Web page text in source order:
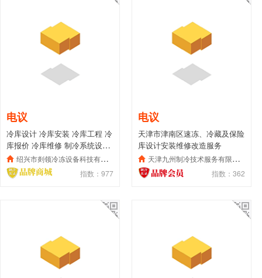
电议
冷库设计 冷库安装 冷库工程 冷
库报价 冷库维修 制冷系统设计
安装绍兴市剡领冷冻设备科技有限公司
指数：977
电议
天津市津南区速冻、冷藏及保险
库设计安装维修改造服务
天津九州制冷技术服务有限公司
指数：362